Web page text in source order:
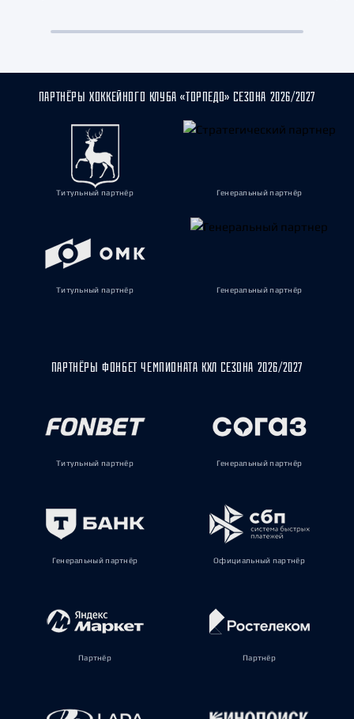
ПАРТНЁРЫ ХОККЕЙНОГО КЛУБА «ТОРПЕДО» СЕЗОНА 2026/2027
Титульный партнёр Генеральный партнёр
Титульный партнёр Генеральный партнёр
ПАРТНЁРЫ ФОНБЕТ ЧЕМПИОНАТА КХЛ СЕЗОНА 2026/2027
Титульный партнёр Генеральный партнёр
Генеральный партнёр Официальный партнёр
Партнёр Партнёр